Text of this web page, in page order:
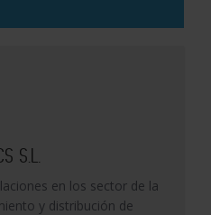
S.L.
en los sector de la
y distribución de